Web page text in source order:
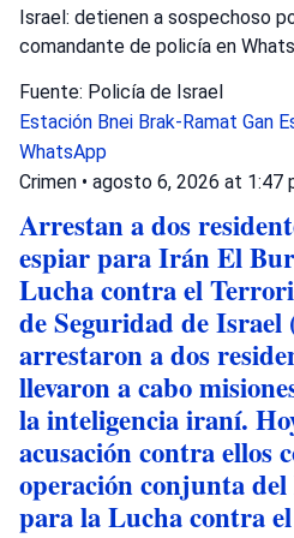
Israel: detienen a sospechoso
comandante de policía en
Fuente: Policía de Israel
Estación Bnei Brak-Ramat Gan
WhatsApp
Crimen • agosto 6, 2026 at 1:47
Arrestan a dos
espiar para Irán El
Lucha contra el
de Seguridad de Israel
arrestaron a dos
llevaron a cabo
la inteligencia iraní.
acusación contra ellos
operación conjunta
para la Lucha contra